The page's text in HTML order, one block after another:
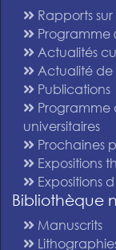
Rapports
Programme
Actualités
Actualité de
Publications
Programme
universitaires
Prochaines
Expositions
Expositions
Bibliothèque
Manuscrits